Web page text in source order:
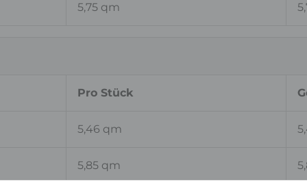
5,75 qm
Pro Stück
5,46 qm
5,85 qm